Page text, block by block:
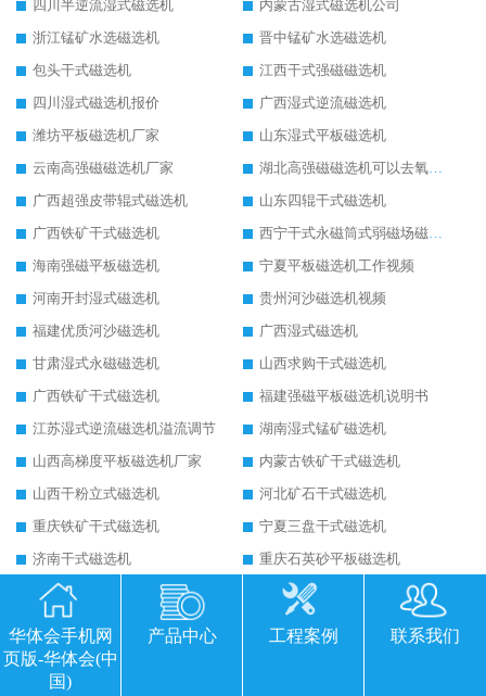
四川半逆流湿式磁选机
内蒙古湿式磁选机公司
浙江锰矿水选磁选机
晋中锰矿水选磁选机
包头干式磁选机
江西干式强磁磁选机
四川湿式磁选机报价
广西湿式逆流磁选机
潍坊平板磁选机厂家
山东湿式平板磁选机
云南高强磁磁选机厂家
湖北高强磁磁选机可以去氧化铝
广西超强皮带辊式磁选机
山东四辊干式磁选机
广西铁矿干式磁选机
西宁干式永磁筒式弱磁场磁选机结构图
海南强磁平板磁选机
宁夏平板磁选机工作视频
河南开封湿式磁选机
贵州河沙磁选机视频
福建优质河沙磁选机
广西湿式磁选机
甘肃湿式永磁磁选机
山西求购干式磁选机
广西铁矿干式磁选机
福建强磁平板磁选机说明书
江苏湿式逆流磁选机溢流调节
湖南湿式锰矿磁选机
山西高梯度平板磁选机厂家
内蒙古铁矿干式磁选机
山西干粉立式磁选机
河北矿石干式磁选机
重庆铁矿干式磁选机
宁夏三盘干式磁选机
济南干式磁选机
重庆石英砂平板磁选机
海南超大型平板式磁选机
广东永磁滚筒厂家排名
海南永磁滚筒磁块安装
广东铁矿磁选机价格
福建干选铁矿磁选机
陕西矿石干式磁选机
华体会手机网
页版-华体会(中
国)
产品中心 工程案例 联系我们